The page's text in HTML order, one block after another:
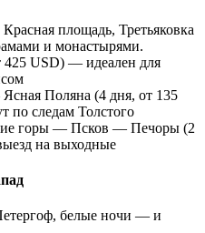
площадь, Третьяковка
и монастырями.
USD) — идеален для
Поляна (4 дня, от 135
по следам Толстого
горы — Псков — Печоры (2
на выходные
белые ночи — и